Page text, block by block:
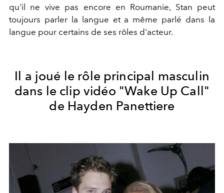
qu'il ne vive pas encore en Roumanie, Stan peut
toujours parler la langue et a même parlé dans la
langue pour certains de ses rôles d'acteur.
Il a joué le rôle principal masculin
dans le clip vidéo "Wake Up Call"
de Hayden Panettiere